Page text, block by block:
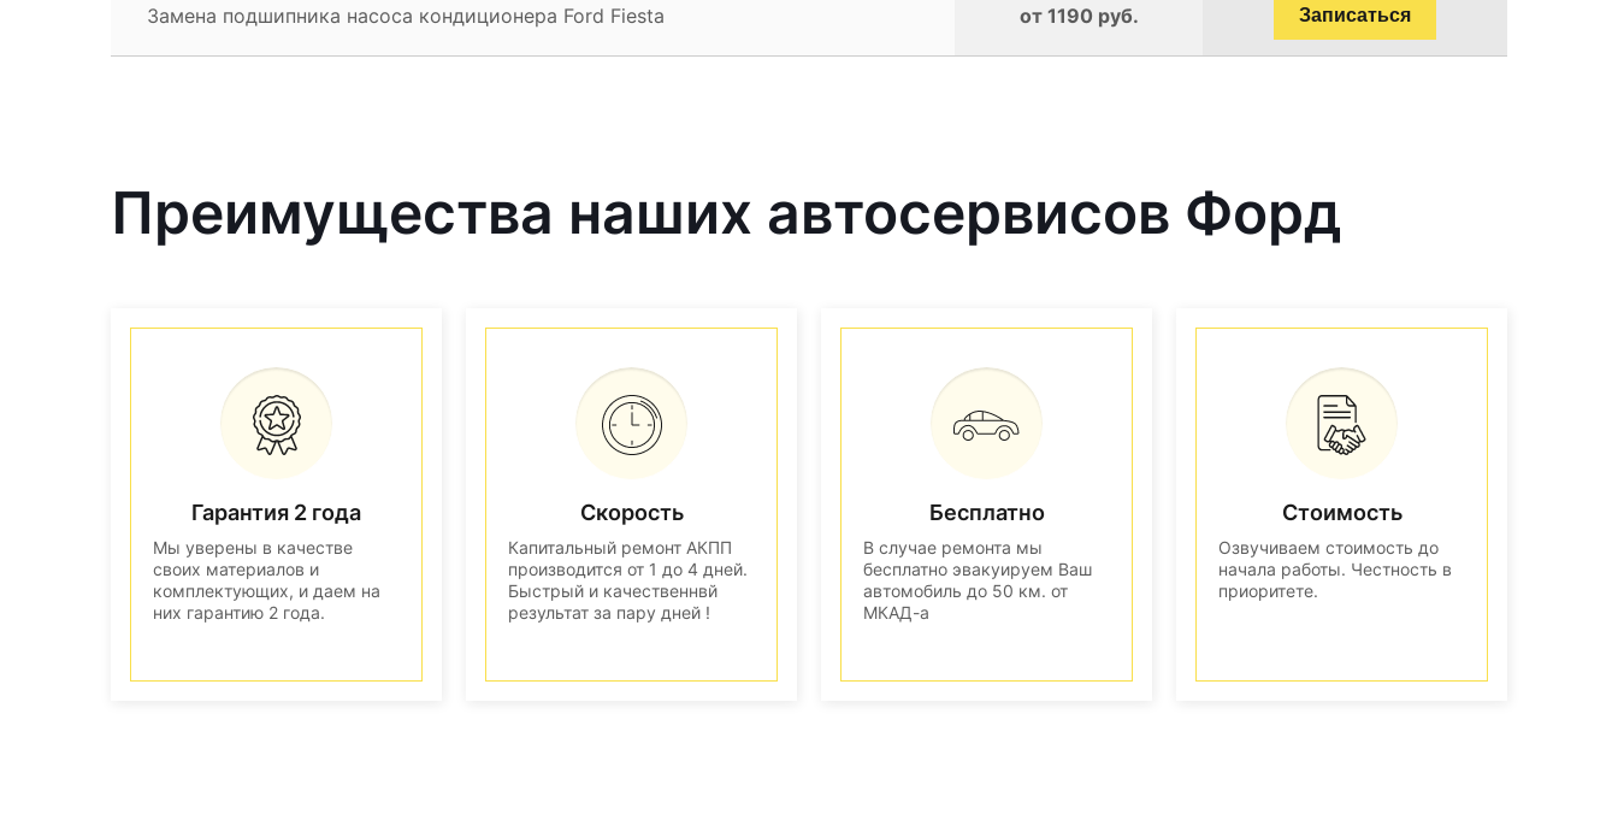
Замена подшипника насоса кондиционера Ford Fiesta от 1190 руб. Записаться
Преимущества наших автосервисов Форд
Гарантия 2 года
Мы уверены в качестве
своих материалов и
комплектующих, и даем на
них гарантию 2 года.
Скорость
Капитальный ремонт АКПП
производится от 1 до 4 дней.
Быстрый и качественнвй
результат за пару дней !
Бесплатно
В случае ремонта мы
бесплатно эвакуируем Ваш
автомобиль до 50 км. от
МКАД-а
Стоимость
Озвучиваем стоимость до
начала работы. Честность в
приоритете.